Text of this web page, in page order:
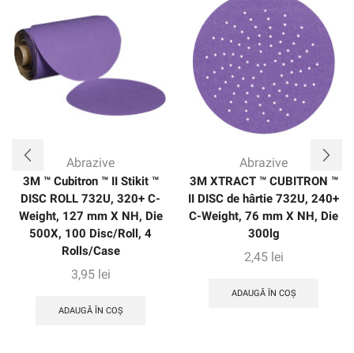
Abrazive
3M ™ Cubitron ™ II Stikit ™
DISC ROLL 732U, 320+ C-
Weight, 127 mm X NH, Die
500X, 100 Disc/Roll, 4
Rolls/Case
3,95 lei
ADAUGĂ ÎN COȘ
Abrazive
3M XTRACT ™ CUBITRON ™
II DISC de hârtie 732U, 240+
C-Weight, 76 mm X NH, Die
300lg
2,45 lei
ADAUGĂ ÎN COȘ